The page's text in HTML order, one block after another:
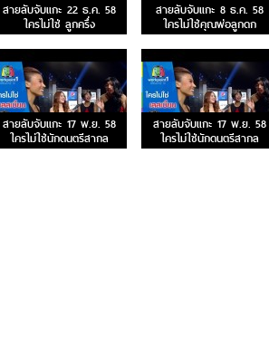
สายลับจับแกะ 22 ธ.ค. 58
ใครไม่ใช่ ลูกครึ่ง
สายลับจับแกะ 8 ธ.ค. 58
ใครไม่ใช่คุณพ่อลูกดก
สายลับจับแกะ 17 พ.ย. 58
ใครไม่ใช่นักดนตรีสากล
สายลับจับแกะ 17 พ.ย. 58
ใครไม่ใช่นักดนตรีสากล